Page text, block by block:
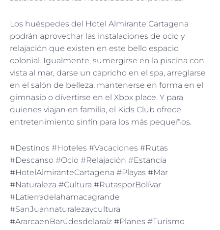
Los huéspedes del Hotel Almirante Cartagena
podrán aprovechar las instalaciones de ocio y
relajación que existen en este bello espacio
colonial. Igualmente, sumergirse en la piscina con
vista al mar, darse un capricho en el spa, arreglarse
en el salón de belleza, mantenerse en forma en el
gimnasio o divertirse en el Xbox place. Y para
quienes viajan en familia, el Kids Club ofrece
entretenimiento sinfín para los más pequeños.
#Destinos #Hoteles #Vacaciones #Rutas
#Descanso #Ocio #Relajación #Estancia
#HotelAlmiranteCartagena #Playas #Mar
#Naturaleza #Cultura #RutasporBolívar
#Latierradelahamacagrande
#SanJuannaturalezaycultura
#ArarcaenBarúdesdelaraíz #Planes #Turismo